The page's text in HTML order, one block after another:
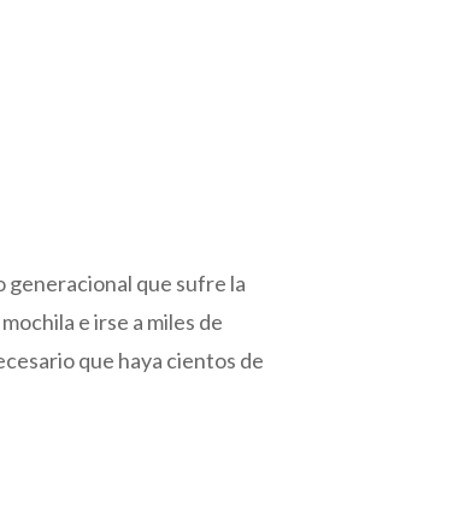
generacional que sufre la
e irse a miles de
que haya cientos de